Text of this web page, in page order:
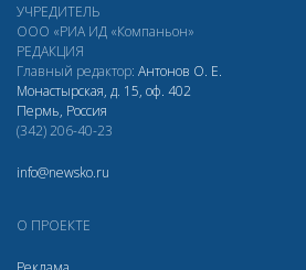
УЧРЕДИТЕЛЬ
ООО «РИА ИД «Компаньон»
РЕДАКЦИЯ
Главный редактор: Антонов О. Е.
Монастырская, д. 15, оф. 402
Пермь, Россия
(342) 206-40-23
info@newsko.ru
О ПРОЕКТЕ